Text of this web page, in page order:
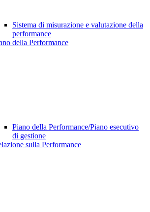
Sistema di misurazione e valutazione della
performance
della Performance
Piano della Performance/Piano esecutivo
di gestione
sulla Performance